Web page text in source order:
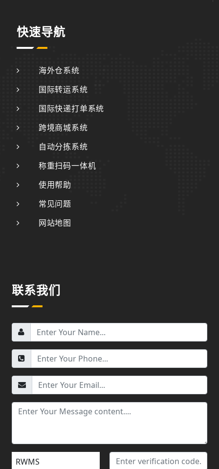
快速导航
海外仓系统
国际转运系统
国际快递打单系统
跨境商城系统
自动分拣系统
称重扫码一体机
使用帮助
常见问题
网站地图
联系我们
RWMS